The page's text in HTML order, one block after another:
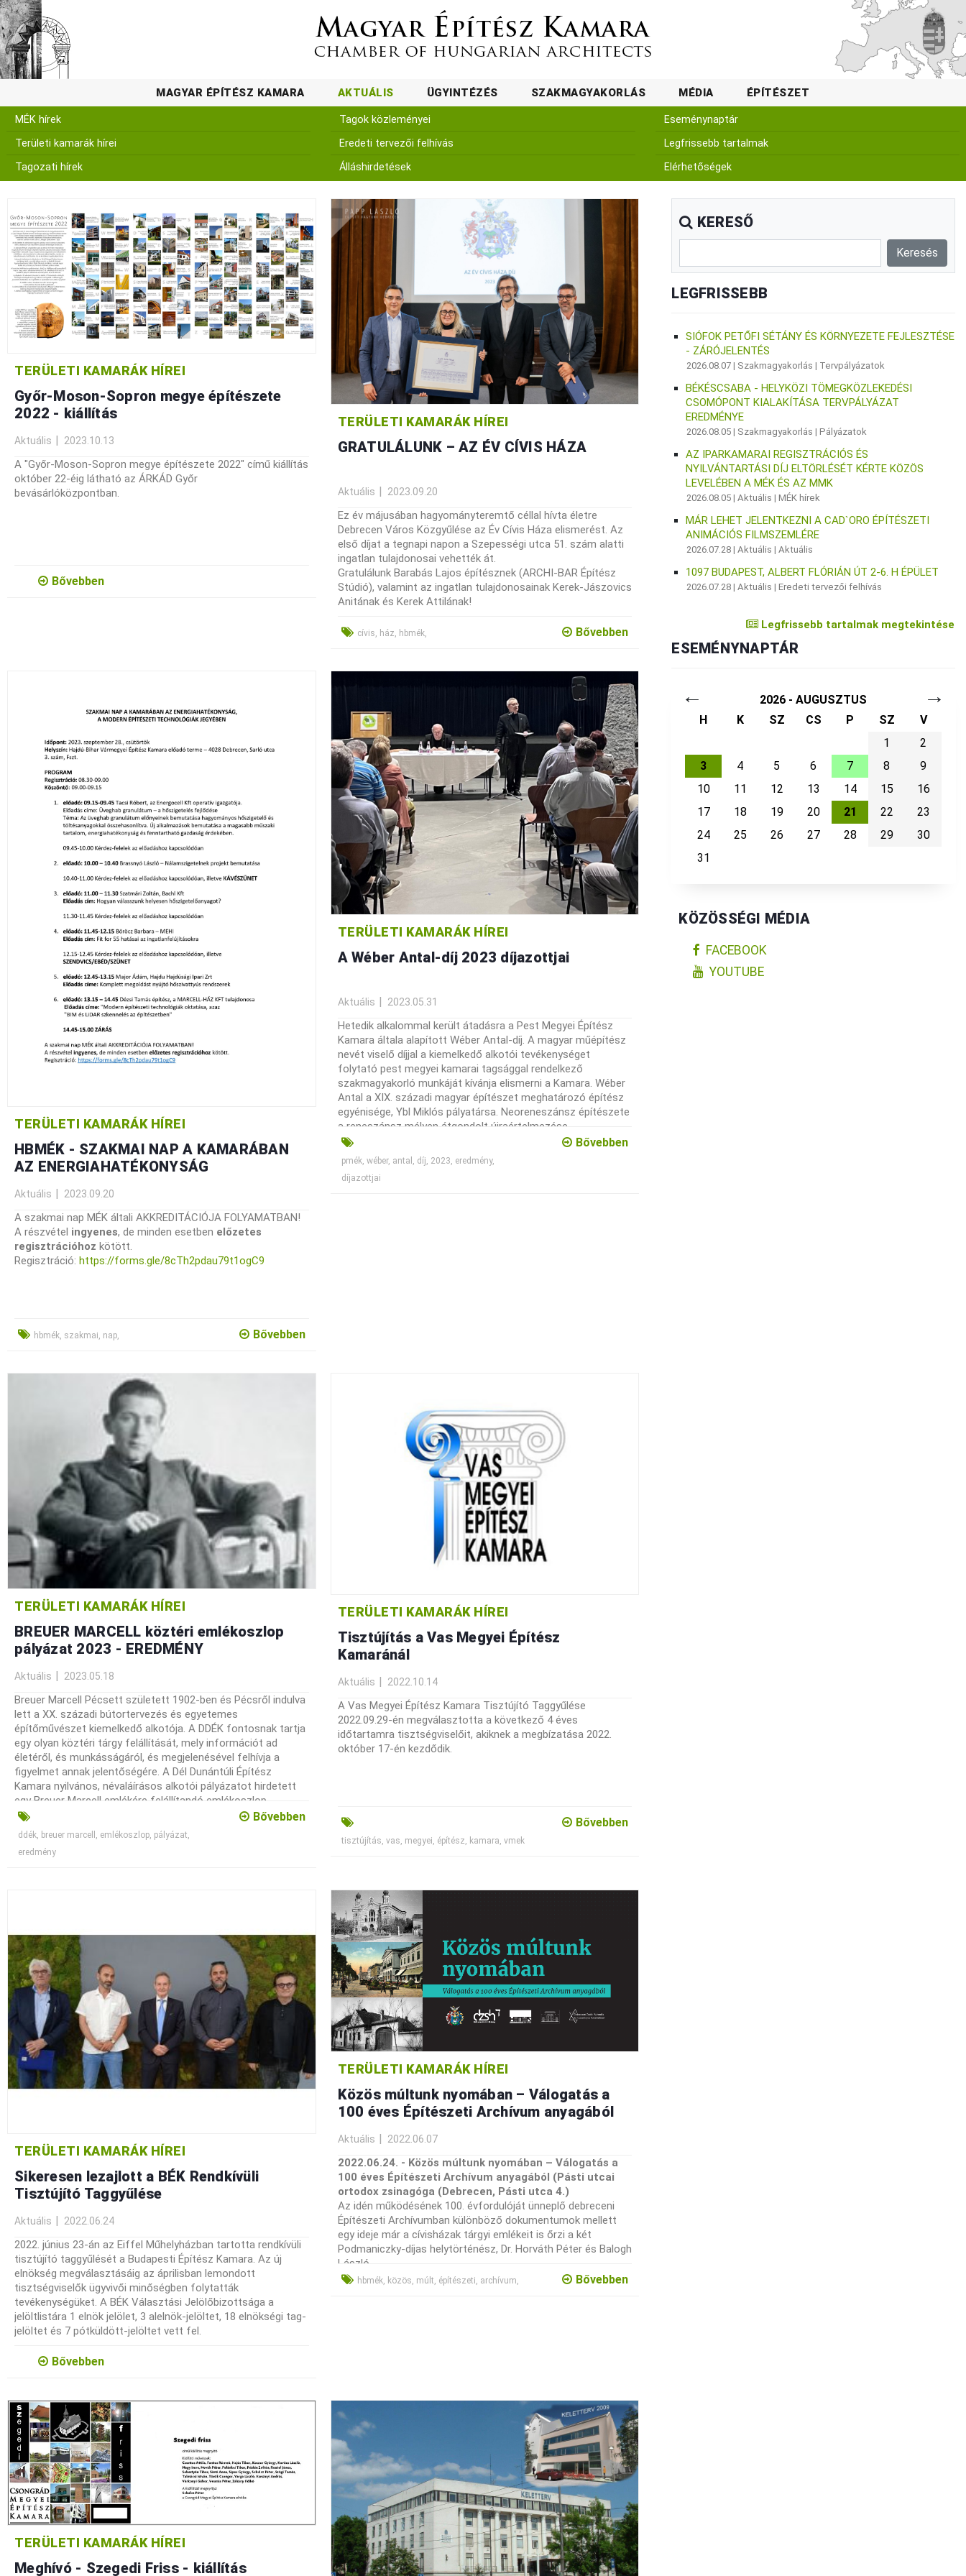
MAGYAR ÉPÍTÉSZ KAMARA AKTUÁLIS ÜGYINTÉZÉS SZAKMAGYAKORLÁS MÉDIA ÉPÍTÉSZET
MÉK hírek
Területi kamarák hírei
Tagozati hírek
Tagok közleményei
Eredeti tervezői felhívás
Álláshirdetések
Eseménynaptár
Legfrissebb tartalmak
Elérhetőségek
TERÜLETI KAMARÁK HÍREI
Győr-Moson-Sopron megye építészete
2022 - kiállítás
Aktuális 2023.10.13
A "Győr-Moson-Sopron megye építészete 2022" című kiállítás
október 22-éig látható az ÁRKÁD Győr
bevásárlóközpontban.
Bővebben
TERÜLETI KAMARÁK HÍREI
GRATULÁLUNK – AZ ÉV CÍVIS HÁZA
Aktuális 2023.09.20
Ez év májusában hagyományteremtő céllal hívta életre
Debrecen Város Közgyűlése az Év Cívis Háza elismerést. Az
első díjat a tegnapi napon a Szepességi utca 51. szám alatti
ingatlan tulajdonosai vehették át.
Gratulálunk Barabás Lajos építésznek (ARCHI-BAR Építész
Stúdió), valamint az ingatlan tulajdonosainak Kerek-Jászovics
Anitának és Kerek Attilának!
cívis, ház, hbmék, Bővebben
TERÜLETI KAMARÁK HÍREI
HBMÉK - SZAKMAI NAP A KAMARÁBAN
AZ ENERGIAHATÉKONYSÁG
Aktuális 2023.09.20
A szakmai nap MÉK általi AKKREDITÁCIÓJA FOLYAMATBAN!
A részvétel ingyenes, de minden esetben előzetes
regisztrációhoz kötött.
Regisztráció: https://forms.gle/8cTh2pdau79t1ogC9
hbmék, szakmai, nap, Bővebben
TERÜLETI KAMARÁK HÍREI
A Wéber Antal-díj 2023 díjazottjai
Aktuális 2023.05.31
Hetedik alkalommal került átadásra a Pest Megyei Építész
Kamara általa alapított Wéber Antal-díj. A magyar műépítész
nevét viselő díjjal a kiemelkedő alkotói tevékenységet
folytató pest megyei kamarai tagsággal rendelkező
szakmagyakorló munkáját kívánja elismerni a Kamara. Wéber
Antal a XIX. századi magyar építészet meghatározó építész
egyénisége, Ybl Miklós pályatársa. Neoreneszánsz építészete
a reneszánsz mélyen átgondolt újraértelmezése.
Magántanítóként, majd az építészeti közélet jeles tagjaként
komoly figyelemmel fordult a felnövekvő szakmai generációk
felé. Munkásságát a minőség és a szakmai közéletben
végzett áldozatos tevékenysége emelte ki a korabeli átlagból.
pmék, wéber, antal, díj, 2023, eredmény,
díjazottjai
Bővebben
TERÜLETI KAMARÁK HÍREI
BREUER MARCELL köztéri emlékoszlop
pályázat 2023 - EREDMÉNY
Aktuális 2023.05.18
Breuer Marcell Pécsett született 1902-ben és Pécsről indulva
lett a XX. századi bútortervezés és egyetemes
építőművészet kiemelkedő alkotója. A DDÉK fontosnak tartja
egy olyan köztéri tárgy felállítását, mely információt ad
életéről, és munkásságáról, és megjelenésével felhívja a
figyelmet annak jelentőségére. A Dél Dunántúli Építész
Kamara nyilvános, névaláírásos alkotói pályázatot hirdetett
egy Breuer Marcell emlékére felállítandó emlékoszlop
tervezésére.
ddék, breuer marcell, emlékoszlop, pályázat,
eredmény
Bővebben
TERÜLETI KAMARÁK HÍREI
Tisztújítás a Vas Megyei Építész
Kamaránál
Aktuális 2022.10.14
A Vas Megyei Építész Kamara Tisztújító Taggyűlése
2022.09.29-én megválasztotta a következő 4 éves
időtartamra tisztségviselőit, akiknek a megbízatása 2022.
október 17-én kezdődik.
tisztújítás, vas, megyei, építész, kamara, vmek
Bővebben
TERÜLETI KAMARÁK HÍREI
Sikeresen lezajlott a BÉK Rendkívüli
Tisztújító Taggyűlése
Aktuális 2022.06.24
2022. június 23-án az Eiffel Műhelyházban tartotta rendkívüli
tisztújító taggyűlését a Budapesti Építész Kamara. Az új
elnökség megválasztásáig az áprilisban lemondott
tisztségviselők ügyvivői minőségben folytatták
tevékenységüket. A BÉK Választási Jelölőbizottsága a
jelöltlistára 1 elnök jelölet, 3 alelnök-jelöltet, 18 elnökségi tag-
jelöltet és 7 pótküldött-jelöltet vett fel.
Bővebben
TERÜLETI KAMARÁK HÍREI
Közös múltunk nyomában – Válogatás a
100 éves Építészeti Archívum anyagából
Aktuális 2022.06.07
2022.06.24. - Közös múltunk nyomában – Válogatás a
100 éves Építészeti Archívum anyagából (Pásti utcai
ortodox zsinagóga (Debrecen, Pásti utca 4.)
Az idén működésének 100. évfordulóját ünneplő debreceni
Építészeti Archívumban különböző dokumentumok mellett
egy ideje már a cívisházak tárgyi emlékeit is őrzi a két
Podmaniczky-díjas helytörténész, Dr. Horváth Péter és Balogh
László.
hbmék, közös, múlt, építészeti, archívum, Bővebben
TERÜLETI KAMARÁK HÍREI
Meghívó - Szegedi Friss - kiállítás
KERESŐ
LEGFRISSEBB
SIÓFOK PETŐFI SÉTÁNY ÉS KÖRNYEZETE FEJLESZTÉSE
- ZÁRÓJELENTÉS
2026.08.07 | Szakmagyakorlás | Tervpályázatok
BÉKÉSCSABA - HELYKÖZI TÖMEGKÖZLEKEDÉSI
CSOMÓPONT KIALAKÍTÁSA TERVPÁLYÁZAT
EREDMÉNYE
2026.08.05 | Szakmagyakorlás |Pályázatok
AZ IPARKAMARAI REGISZTRÁCIÓS ÉS
NYILVÁNTARTÁSI DÍJ ELTÖRLÉSÉT KÉRTE KÖZÖS
LEVELÉBEN A MÉK ÉS AZ MMK
2026.08.05 |Aktuális |MÉK hírek
MÁR LEHET JELENTKEZNI A CAD`ORO ÉPÍTÉSZETI
ANIMÁCIÓS FILMSZEMLÉRE
2026.07.28 |Aktuális |Aktuális
1097 BUDAPEST, ALBERT FLÓRIÁN ÚT 2-6. H ÉPÜLET
2026.07.28 |Aktuális |Eredeti tervezői felhívás
Legfrissebb tartalmak megtekintése
ESEMÉNYNAPTÁR
← 2026 - AUGUSZTUS →
H K SZ CS P SZ
V
1
2
3
4 5 6 7 8
9
10
11 12 13 14 15
16
17
18 19 20 21 22
23
24
25 26 27 28 29
30
31
KÖZÖSSÉGI MÉDIA
FACEBOOK
YOUTUBE